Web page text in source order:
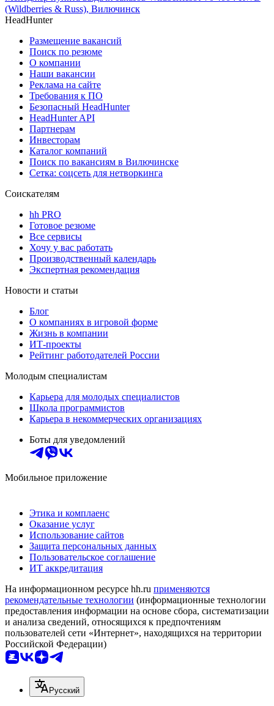
(Wildberries & Russ), Вилючинск
HeadHunter
Размещение вакансий
Поиск по резюме
О компании
Наши вакансии
Реклама на сайте
Требования к ПО
Безопасный HeadHunter
HeadHunter API
Партнерам
Инвесторам
Каталог компаний
Поиск по вакансиям в Вилючинске
Сетка: соцсеть для нетворкинга
Соискателям
hh PRO
Готовое резюме
Все сервисы
Хочу у вас работать
Производственный календарь
Экспертная рекомендация
Новости и статьи
Блог
О компаниях в игровой форме
Жизнь в компании
ИТ-проекты
Рейтинг работодателей России
Молодым специалистам
Карьера для молодых специалистов
Школа программистов
Карьера в некоммерческих организациях
Боты для уведомлений
Мобильное приложение
Этика и комплаенс
Оказание услуг
Использование сайтов
Защита персональных данных
Пользовательское соглашение
ИТ аккредитация
На информационном ресурсе hh.ru применяются
рекомендательные технологии (информационные технологии
предоставления информации на основе сбора, систематизации
и анализа сведений, относящихся к предпочтениям
пользователей сети «Интернет», находящихся на территории
Российской Федерации)
Русский